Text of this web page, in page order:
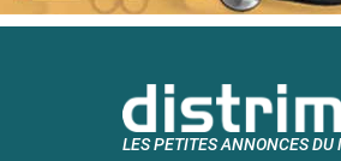
LES PETITES ANNONCES DU